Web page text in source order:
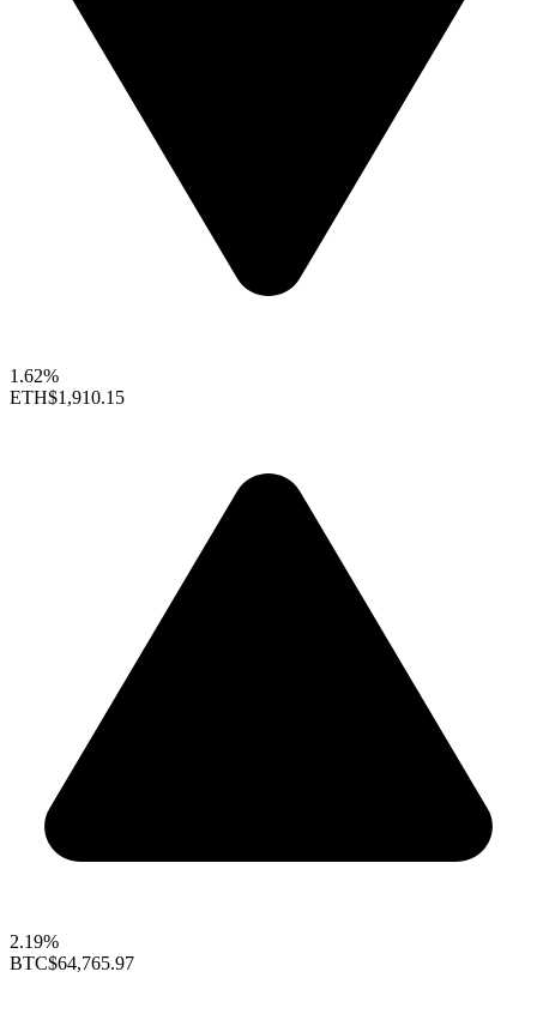
1.62%
ETH$1,910.15
2.19%
BTC$64,765.97